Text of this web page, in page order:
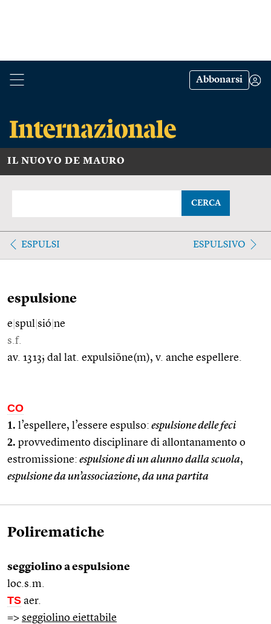
Abbonarsi
IL NUOVO DE MAURO
CERCA
ESPULSI ESPULSIVO
espulsione
e spul sió ne
s.f.
av. 1313; dal lat. expulsiōne(m), v. anche espellere.
CO
1. l’espellere, l’essere espulso: espulsione delle feci
2. provvedimento disciplinare di allontanamento o
estromissione: espulsione di un alunno dalla scuola,
espulsione da un’associazione, da una partita
Polirematiche
seggiolino a espulsione
loc.s.m.
TS aer.
=> seggiolino eiettabile